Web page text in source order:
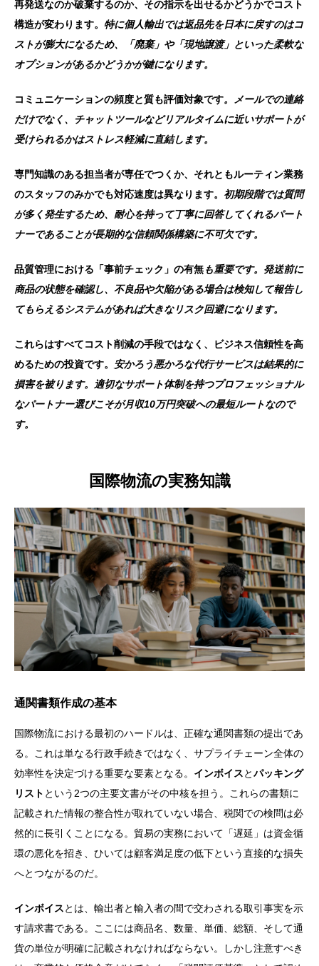
再発送なのか破棄するのか、その指示を出せるかどうかでコスト
構造が変わります。 特に個人輸出では返品先を日本に戻すのはコ
ストが膨大になるため、「廃棄」や「現地譲渡」といった柔軟な
オプションがあるかどうかが鍵になります。
コミュニケーションの頻度と質も評価対象です。メールでの連絡
だけでなく、チャットツールなどリアルタイムに近いサポートが
受けられるかはストレス軽減に直結します。
専門知識のある担当者が専任でつくか、それともルーティン業務
のスタッフのみかでも対応速度は異なります。 初期段階では質問
が多く発生するため、耐心を持って丁寧に回答してくれるパート
ナーであることが長期的な信頼関係構築に不可欠です。
品質管理における「事前チェック」の有無も重要です。発送前に
商品の状態を確認し、不良品や欠陥がある場合は検知して報告し
てもらえるシステムがあれば大きなリスク回避になります。
これらはすべてコスト削減の手段ではなく、ビジネス信頼性を高
めるための投資です。 安かろう悪かろな代行サービスは結果的に
損害を被ります。適切なサポート体制を持つプロフェッショナル
なパートナー選びこそが月収10万円突破への最短ルートなので
す。
国際物流の実務知識
通関書類作成の基本
国際物流における最初のハードルは、正確な通関書類の提出であ
る。これは単なる行政手続きではなく、サプライチェーン全体の
効率性を決定づける重要な要素となる。 インボイスとパッキング
リスト という2つの主要文書がその中核を担う。これらの書類に
記載された情報の整合性が取れていない場合、税関での検問は必
然的に長引くことになる。貿易の実務において「遅延」は資金循
環の悪化を招き、ひいては顧客満足度の低下という直接的な損失
へとつながるのだ。
インボイスとは、輸出者と輸入者の間で交わされる取引事実を示
す請求書である。ここには商品名、数量、単価、総額、そして通
貨の単位が明確に記載されなければならない。しかし注意すべき